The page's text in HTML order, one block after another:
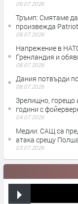
09.07.2026
Тръмп: Смятаме
произвежда Patriot
08.07.2026
Напрежение в
Гренландия и
08.07.2026
Дания потвърди
08.07.2026
Зрелищно, горещо
години с
04.07.2026
Медии: САЩ са
атака срещу
03.07.2026